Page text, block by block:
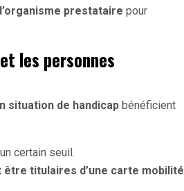
prestataire pour
les personnes
situation de handicap bénéficient
certain seuil.
titulaires d’une carte mobilité